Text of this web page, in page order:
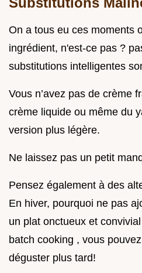
On a tous eu ces moments
ingrédient, n'est-ce pas ?
substitutions intelligentes
Vous n’avez pas de crème
crème liquide ou même du
version plus légère.
Ne laissez pas un petit
Pensez également à des
En hiver, pourquoi ne pas
un plat onctueux et
batch cooking , vous
déguster plus tard!